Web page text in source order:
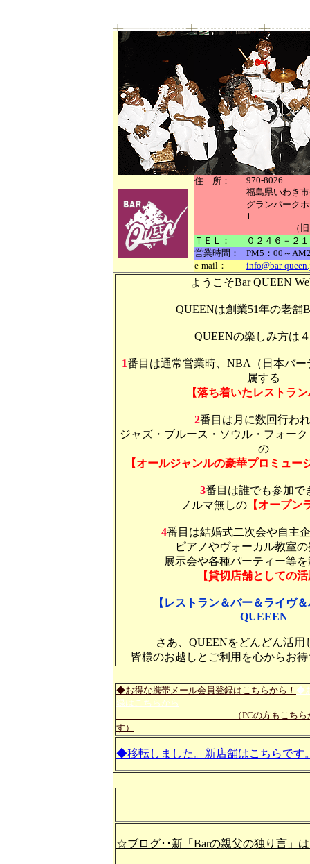
住 所：
970-8026
福島県いわき
グランパーク
1
（旧 東
ＴＥＬ：
０２４６－２
営業時間：
PM5：00～
e-mail：
info@bar-
ようこそBar QUEEN
QUEENは創業51年の老舗
QUEENの楽しみ方は
1番目は通常営業時、NBA（日本バー
属する
【落ち着いたレストラ
2番目は月に数回行わ
ジャズ・ブルース・ソウル・フォー
の
【オールジャンルの豪華プロミュー
3番目は誰でも参加で
ノルマ無しの 【オープン
4番目は結婚式二次会や自主
ピアノやヴォーカル教室
展示会や各種パーティー等
【貸切店舗としての
【レストラン＆バー＆ライヴ
QUEEEN
さあ、QUEENをどんどん活用
皆様のお越しとご利用を心からお
◆お得な携帯メール会員登録はこちらから！ ◆
録はこちらから
（PCの方もこちらから携
す）
◆移転しました。新店舗はこちらです
☆ブログ･･新「Barの親父の独り言」